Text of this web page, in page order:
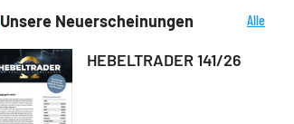
Unsere Neuerscheinungen
Alle
HEBELTRADER 141/26